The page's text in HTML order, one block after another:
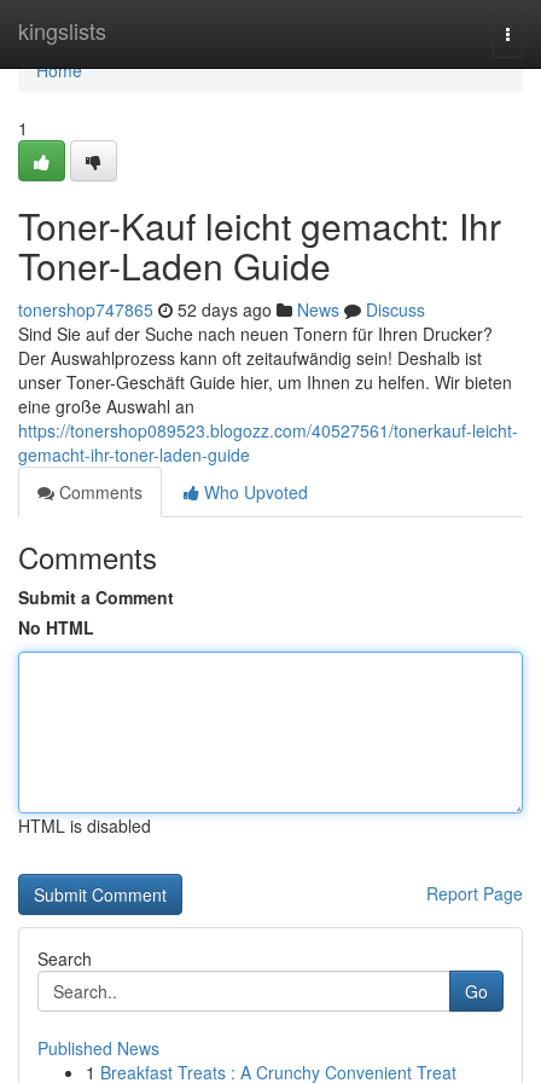
kingslists
Home
Home
1
Toner-Kauf leicht gemacht: Ihr
Toner-Laden Guide
tonershop747865 52 days ago News
Discuss
Sind Sie auf der Suche nach neuen Tonern für Ihren Drucker?
Der Auswahlprozess kann oft zeitaufwändig sein! Deshalb ist
unser Toner-Geschäft Guide hier, um Ihnen zu helfen. Wir bieten
eine große Auswahl an
https://tonershop089523.blogozz.com/40527561/tonerkauf-leicht-
gemacht-ihr-toner-laden-guide
Comments
Who Upvoted
Comments
Submit a Comment
No HTML
HTML is disabled
Report Page
Search
Go
Published News
1 Breakfast Treats : A Crunchy Convenient Treat